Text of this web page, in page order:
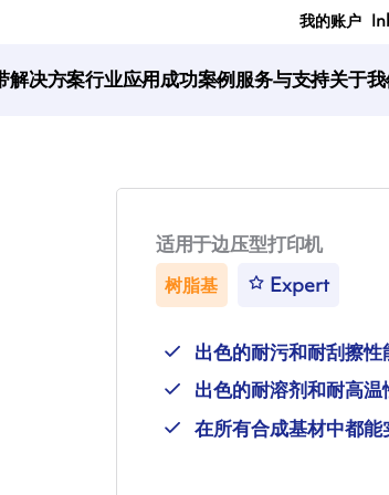
我的账户
解决方案行业应用成功案例服务与支持关于
适用于边压型打印机
树脂基 Expert
出色的耐污和耐刮擦性
出色的耐溶剂和耐高温
在所有合成基材中都